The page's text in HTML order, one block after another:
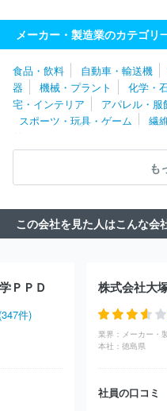
式会社
あすか製薬株式会社
式会社
株式会社大塚製薬工場
積水メディカル株式会社
鳥
ィクス株式会社
千寿製薬株式
工業株式会社
陽進堂ホール
株式会社
グラクソ・スミス
メーカー・製造業のカテゴリ
食品・飲料 自動車・輸送機
器
機械・プラント 化学・
宅・インテリア
アパレル・服
スポーツ・玩具・ゲーム
繊
材（ゴム・ガラス・セラミックス
（その他）
農林・水産 た
も
この会社を見た人はこんな会
ＰＰＤ
件)
株式会社大
業界： メーカー・
本社： 徳島県
社員の口コミ